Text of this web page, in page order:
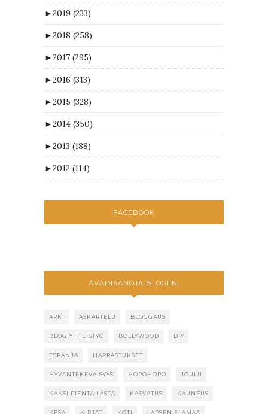
►2019 (233)
►2018 (258)
►2017 (295)
►2016 (313)
►2015 (328)
►2014 (350)
►2013 (188)
►2012 (114)
FACEBOOK
AVAINSANOJA BLOGIIN:
ARKI ASKARTELU BLOGGAUS
BLOGIYHTEISTYÖ BOLLYWOOD DIY
ESPANJA HARRASTUKSET
HYVÄNTEKEVÄISYYS HÖPÖHÖPÖ JOULU
KAKSI PIENTÄ LASTA KASVATUS KAUNEUS
KESÄ KIRJAT KOTI LAPSEN ELÄMÄÄ